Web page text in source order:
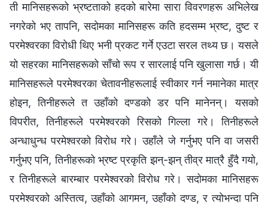
ती मानिसहरूको भ्रष्टताको हदको बारेमा सारा विवरणहरू अभिलेख
नगरेको भए तापनि, सदोमका मानिसहरू कति हदसम्‍म भ्रष्ट, दुष्ट र
परमेश्‍वरका विरोधी थिए भनी प्रकट गर्ने एउटा सरल तथ्य छ। यसले
यो सहरका मानिसहरूको साँचो रूप र सारलाई पनि खुलासा गर्छ। यी
मानिसहरूले परमेश्‍वरका चेतावनीहरूलाई स्वीकार गर्न नमानेका मात्र
होइन, तिनीहरूले त उहाँको दण्डको डर पनि मानेनन्। यसको
विपरीत, तिनीहरूले परमेश्‍वरको रिसको गिल्‍ला गरे। तिनीहरूले
अन्धाधुन्ध परमेश्‍वरको विरोध गरे। उहाँले जे गर्नुभए पनि वा जसरी
गर्नुभए पनि, तिनीहरूको भ्रष्ट प्रकृति झन्-झन् तीव्र मात्रै हुँदै गयो,
र तिनीहरूले बारम्‍बार परमेश्‍वरको विरोध गरे। सदोमका मानिसहरू
परमेश्‍वरको अस्तित्व, उहाँको आगमन, उहाँको दण्ड, र त्योभन्दा पनि